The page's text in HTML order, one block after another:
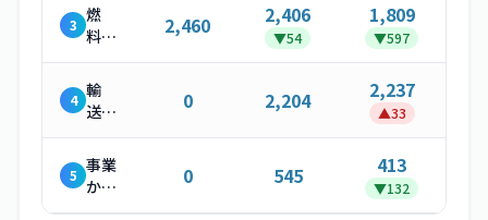
3 燃
料・
エネ
ルギ
ー関
連活
動
2,460 2,406
▼54
1,809
▼597
4 輸
送・
配送
（上
流）
0 2,204 2,237
▲33
5 事業
から
発生
0 545 413
▼132